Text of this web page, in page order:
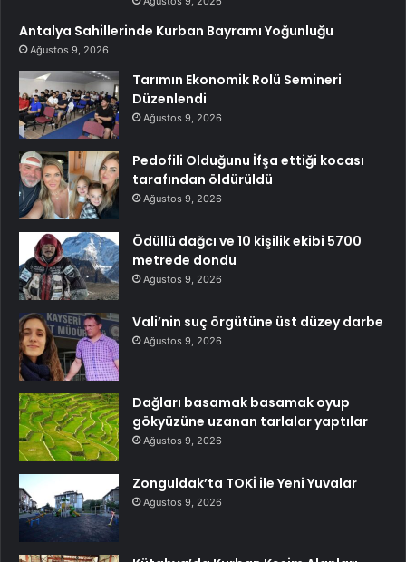
Antalya Sahillerinde Kurban Bayramı Yoğunluğu
Ağustos 9, 2026
Tarımın Ekonomik Rolü Semineri
Düzenlendi
Ağustos 9, 2026
Pedofili Olduğunu İfşa ettiği kocası
tarafından öldürüldü
Ağustos 9, 2026
Ödüllü dağcı ve 10 kişilik ekibi 5700
metrede dondu
Ağustos 9, 2026
Vali’nin suç örgütüne üst düzey darbe
Ağustos 9, 2026
Dağları basamak basamak oyup
gökyüzüne uzanan tarlalar yaptılar
Ağustos 9, 2026
Zonguldak’ta TOKİ ile Yeni Yuvalar
Ağustos 9, 2026